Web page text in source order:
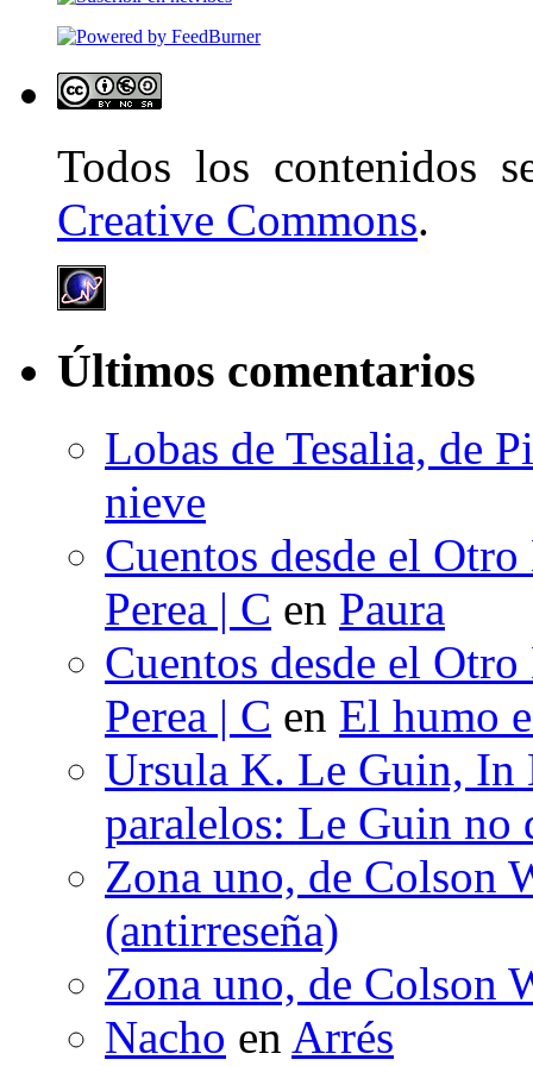
Todos los contenidos
Creative Commons.
Últimos comentarios
Lobas de Tesalia, de
nieve
Cuentos desde el
Perea | C en Paura
Cuentos desde el
Perea | C en El humo
Ursula K. Le Guin, In
paralelos: Le Guin no
Zona uno, de Colson
(antirreseña)
Zona uno, de Colson
Nacho en Arrés